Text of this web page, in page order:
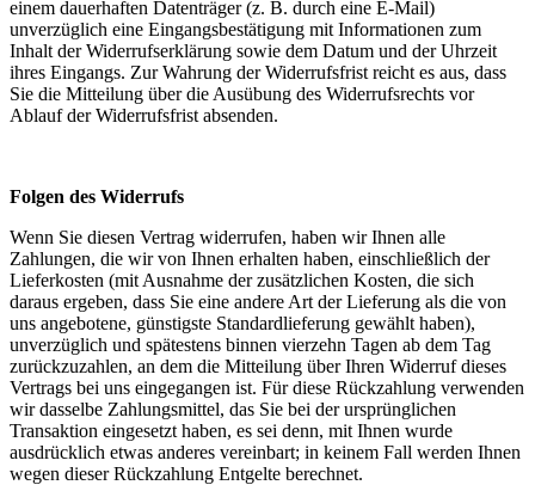
einem dauerhaften Datenträger (z. B. durch eine E-Mail)
unverzüglich eine Eingangsbestätigung mit Informationen zum
Inhalt der Widerrufserklärung sowie dem Datum und der Uhrzeit
ihres Eingangs. Zur Wahrung der Widerrufsfrist reicht es aus, dass
Sie die Mitteilung über die Ausübung des Widerrufsrechts vor
Ablauf der Widerrufsfrist absenden.
Folgen des Widerrufs
Wenn Sie diesen Vertrag widerrufen, haben wir Ihnen alle
Zahlungen, die wir von Ihnen erhalten haben, einschließlich der
Lieferkosten (mit Ausnahme der zusätzlichen Kosten, die sich
daraus ergeben, dass Sie eine andere Art der Lieferung als die von
uns angebotene, günstigste Standardlieferung gewählt haben),
unverzüglich und spätestens binnen vierzehn Tagen ab dem Tag
zurückzuzahlen, an dem die Mitteilung über Ihren Widerruf dieses
Vertrags bei uns eingegangen ist. Für diese Rückzahlung verwenden
wir dasselbe Zahlungsmittel, das Sie bei der ursprünglichen
Transaktion eingesetzt haben, es sei denn, mit Ihnen wurde
ausdrücklich etwas anderes vereinbart; in keinem Fall werden Ihnen
wegen dieser Rückzahlung Entgelte berechnet.